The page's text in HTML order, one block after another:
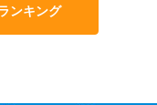
ンキング